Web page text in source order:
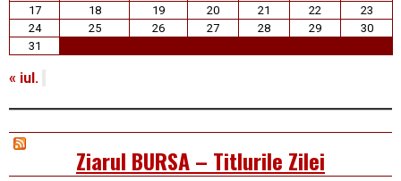
17
18 19 20 21 22
23
24
25 26 27 28 29
30
31
« iul.
Ziarul BURSA – Titlurile Zilei